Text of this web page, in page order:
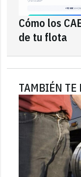
Cómo los
de tu flota
TAMBIÉN TE